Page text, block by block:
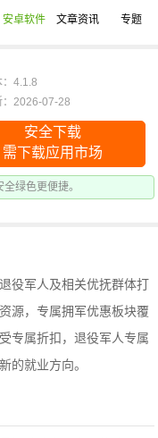
安卓软件 文章资讯 专题
安全下载
需下载应用市场
绿色更便捷。
：4.1.8
：2026-07-28
役军人及相关优抚群体打
源，专属拥军优惠板块覆
专属折扣，退役军人专属
的就业方向。